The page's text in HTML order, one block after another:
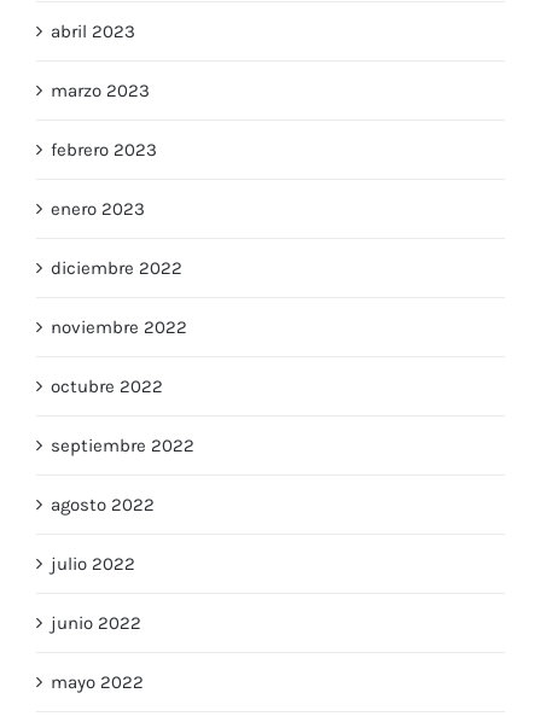
abril 2023
marzo 2023
febrero 2023
enero 2023
diciembre 2022
noviembre 2022
octubre 2022
septiembre 2022
agosto 2022
julio 2022
junio 2022
mayo 2022